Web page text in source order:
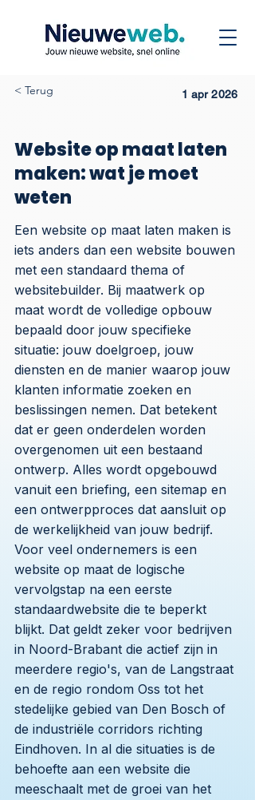
< Terug 1 apr 2026
Website op maat laten
maken: wat je moet
weten
Een website op maat laten maken is
iets anders dan een website bouwen
met een standaard thema of
websitebuilder. Bij maatwerk op
maat wordt de volledige opbouw
bepaald door jouw specifieke
situatie: jouw doelgroep, jouw
diensten en de manier waarop jouw
klanten informatie zoeken en
beslissingen nemen. Dat betekent
dat er geen onderdelen worden
overgenomen uit een bestaand
ontwerp. Alles wordt opgebouwd
vanuit een briefing, een sitemap en
een ontwerpproces dat aansluit op
de werkelijkheid van jouw bedrijf.
Voor veel ondernemers is een
website op maat de logische
vervolgstap na een eerste
standaardwebsite die te beperkt
blijkt. Dat geldt zeker voor bedrijven
in Noord-Brabant die actief zijn in
meerdere regio's, van de Langstraat
en de regio rondom Oss tot het
stedelijke gebied van Den Bosch of
de industriële corridors richting
Eindhoven. In al die situaties is de
behoefte aan een website die
meeschaalt met de groei van het